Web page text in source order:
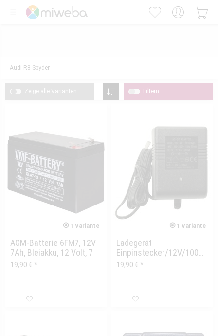
Audi R8 Spyder
Zeige alle Varianten Filtern
1 Variante
AGM-Batterie 6FM7, 12V
7Ah, Bleiakku, 12 Volt, 7
Ah,...
19,90 € *
1 Variante
Ladegerät
Einpinstecker/12V/1000mA
UNIVERSAL
19,90 € *